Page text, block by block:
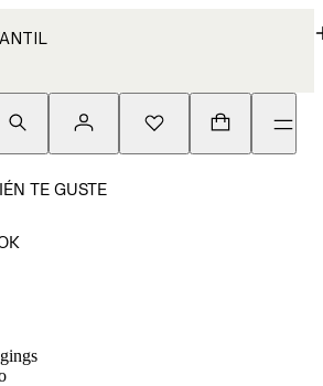
TE GUSTE